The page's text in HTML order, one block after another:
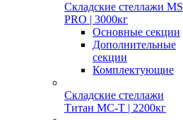
Складские стеллажи MS
PRO | 3000кг
Основные секции
Дополнительные
секции
Комплектующие
Складские стеллажи
Титан МС-Т | 2200кг